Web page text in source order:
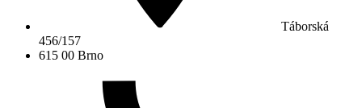
Táborská
456/157
615 00 Brno